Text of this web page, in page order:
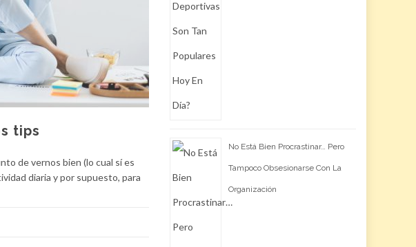
tips
de vernos bien (lo cual sí es
diaria y por supuesto, para
No Está Bien Procrastinar… Pero
Tampoco Obsesionarse Con La
Organización